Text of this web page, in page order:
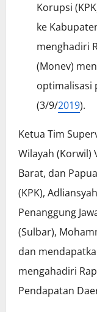
Korupsi
ke
menghadiri
(Monev)
optimalisasi
(3/9/2019).
Ketua Tim
Wilayah (Korwil)
Barat, dan
(KPK),
Penanggung
(Sulbar),
dan
mengahadiri
Pendapatan